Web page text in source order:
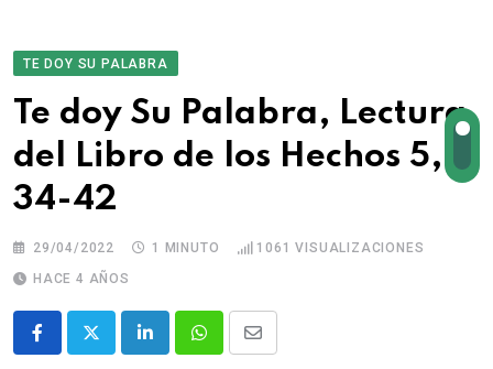
TE DOY SU PALABRA
Te doy Su Palabra, Lectura
del Libro de los Hechos 5,
34-42
29/04/2022 1 MINUTO 1061 VISUALIZACIONES
HACE 4 AÑOS